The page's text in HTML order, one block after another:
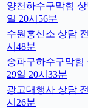
양천하수구막힘
일 20시56분
수원흥신소 상담
시48분
송파구하수구막힘
29일 20시33분
광고대행사 상담
시26분